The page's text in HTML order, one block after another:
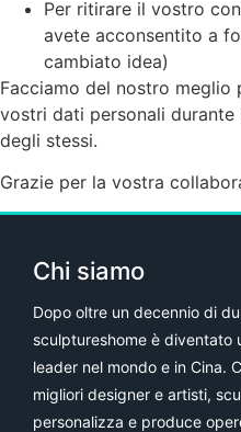
Per ritirare il vostro
avete acconsentito a
cambiato idea)
Facciamo del nostro meglio
vostri dati personali
degli stessi.
Grazie per la vostra
Chi siamo
Dopo oltre un decennio di
sculptureshome è diventato
leader nel mondo e in Cina.
migliori designer e artisti,
personalizza e produce